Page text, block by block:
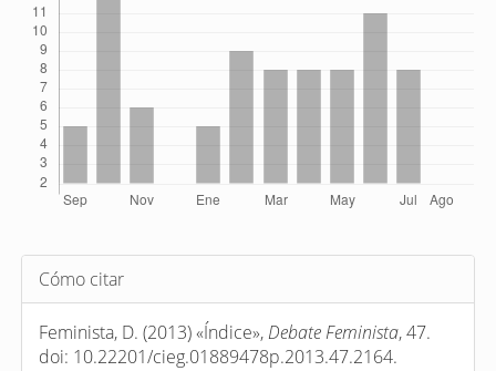
Detalles
del
artículo
Cómo citar
Feminista, D. (2013) «Índice», Debate Feminista, 47.
doi: 10.22201/cieg.01889478p.2013.47.2164.